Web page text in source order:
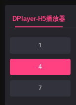
DPlayer-H5播放器
1
4
7